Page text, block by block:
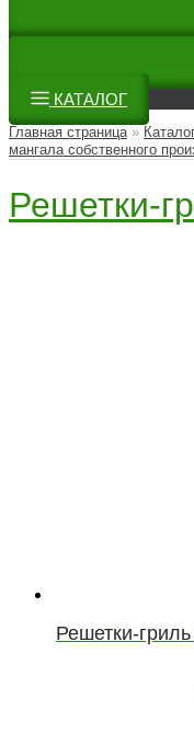
КАТАЛОГ
Главная страница»
мангала собственного
Решетки-
Решетки-